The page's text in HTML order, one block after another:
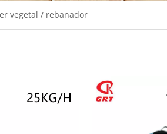
Máquinas de merienda
Equipos de acero
vegetal / rebanador